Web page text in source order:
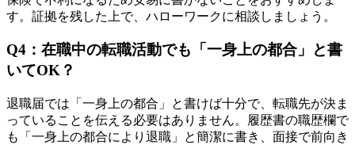
す。証拠を残した上で、ハローワークに相談しましょう。
Q4：在職中の転職活動でも「一身上の都合」と書
いてOK？
退職届では「一身上の都合」と書けば十分で、転職先が決ま
っていることを伝える必要はありません。履歴書の職歴欄で
も「一身上の都合により退職」と簡潔に書き、面接で前向き